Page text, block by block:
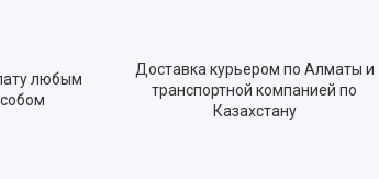
любым
Доставка курьером по Алматы и
транспортной компанией по
Казахстану